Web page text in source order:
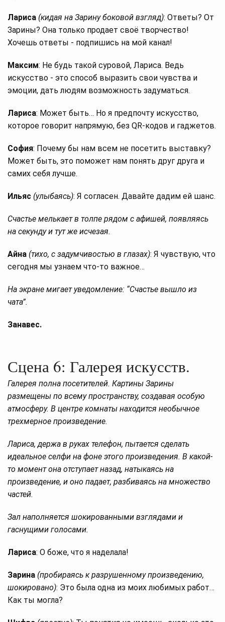
Лариса (кидая на Зарину боковой взгляд): Ответы? От
Зарины? Она только продает своё творчество!
Хочешь ответы - подпишись на мой канал!
Максим: Не будь такой суровой, Лариса. Ведь
искусство - это способ выразить свои чувства и
эмоции, дать людям возможность задуматься.
Лариса: Может быть… Но я предпочту искусство,
которое говорит напрямую, без QR-кодов и гаджетов.
София: Почему бы нам всем не посетить выставку?
Может быть, это поможет нам понять друг друга и
самих себя лучше.
Ильяс (улыбаясь): Я согласен. Давайте дадим ей шанс.
Счастье мелькает в толпе рядом с афишей, появляясь
на секунду и тут же исчезая.
Айна (тихо, с задумчивостью в глазах): Я чувствую, что
сегодня мы узнаем что-то важное…
На экране мигает уведомление: “Счастье вышло из
чата”.
Занавес.
Сцена 6: Галерея искусств.
Галерея полна посетителей. Картины Зарины
размещены по всему пространству, создавая особую
атмосферу. В центре комнаты находится необычное
трехмерное произведение.
Лариса, держа в руках телефон, пытается сделать
идеальное селфи на фоне этого произведения. В какой-
то момент она отступает назад, натыкаясь на
произведение, и оно падает, разбиваясь на множество
частей.
Зал наполняется шокированными взглядами и
гаснущими голосами.
Лариса: О боже, что я наделала!
Зарина (пробираясь к разрушенному произведению,
шокировано): Это была одна из моих любимых работ…
Как ты могла?